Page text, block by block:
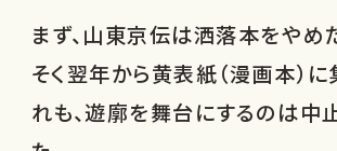
まず、山東京伝は洒落本をやめ
そく翌年から黄表紙（漫画本）に
れも、遊廓を舞台にするのは中